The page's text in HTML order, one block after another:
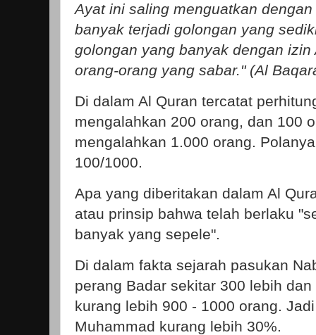
Ayat ini saling menguatkan
banyak terjadi golongan yang
golongan yang banyak dengan
orang-orang yang sabar." (Al
Di dalam Al Quran tercatat
mengalahkan 200 orang, dan 100
mengalahkan 1.000 orang.
100/1000.
Apa yang diberitakan dalam Al
atau prinsip bahwa telah berlaku
banyak yang sepele".
Di dalam fakta sejarah pasukan
perang Badar sekitar 300 lebih
kurang lebih 900 - 1000 orang.
Muhammad kurang lebih 30%.